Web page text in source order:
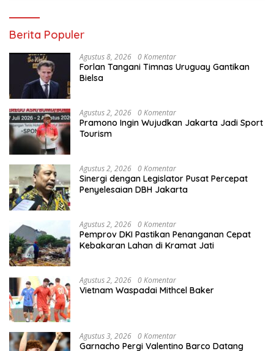
Berita Populer
Agustus 8, 2026 0 Komentar
Forlan Tangani Timnas Uruguay Gantikan
Bielsa
Agustus 2, 2026 0 Komentar
Pramono Ingin Wujudkan Jakarta Jadi Sport
Tourism
Agustus 2, 2026 0 Komentar
Sinergi dengan Legislator Pusat Percepat
Penyelesaian DBH Jakarta
Agustus 2, 2026 0 Komentar
Pemprov DKI Pastikan Penanganan Cepat
Kebakaran Lahan di Kramat Jati
Agustus 2, 2026 0 Komentar
Vietnam Waspadai Mithcel Baker
Agustus 3, 2026 0 Komentar
Garnacho Pergi Valentino Barco Datang